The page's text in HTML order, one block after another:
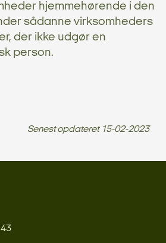
hjemmehørende i den
sådanne virksomheders
der ikke udgør en
person.
Senest opdateret 15-02-2023